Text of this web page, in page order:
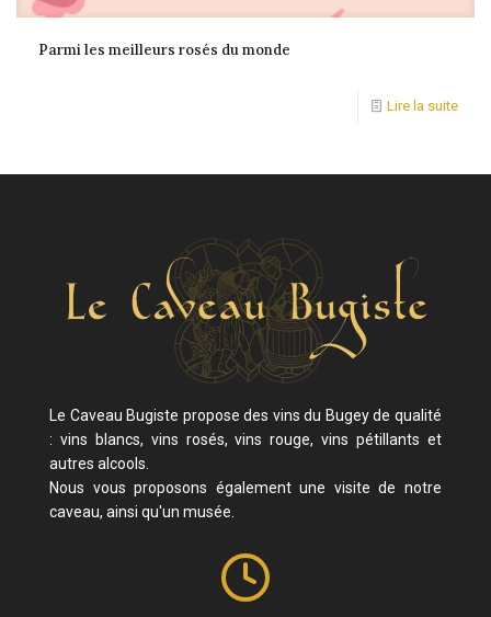
Parmi les meilleurs rosés du monde
Lire la suite
Le Caveau Bugiste propose des vins du Bugey de qualité
: vins blancs, vins rosés, vins rouge, vins pétillants et
autres alcools.
Nous vous proposons également une visite de notre
caveau, ainsi qu'un musée.